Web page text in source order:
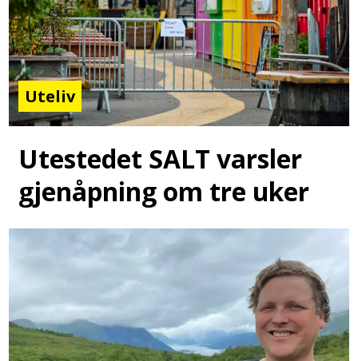
Uteliv
Utestedet SALT varsler
gjenåpning om tre uker